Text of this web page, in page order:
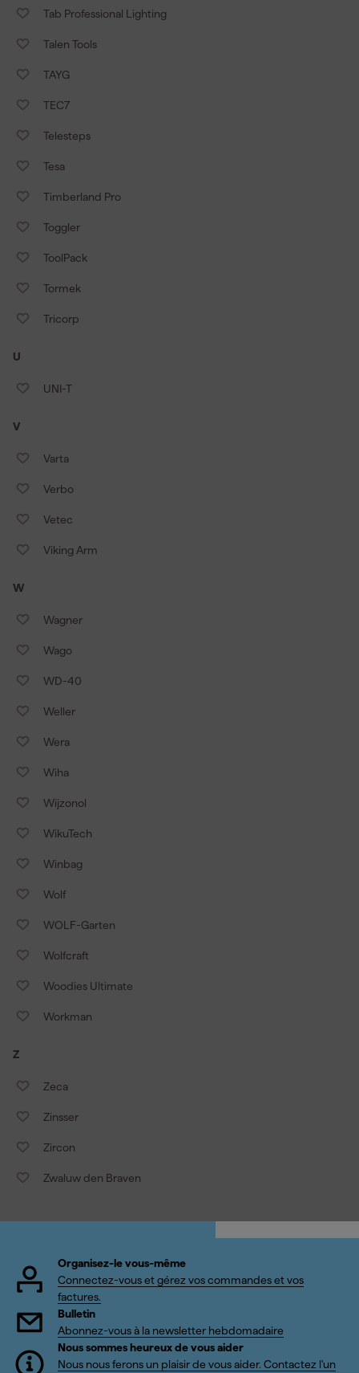
Tab Professional Lighting
Talen Tools
TAYG
TEC7
Telesteps
Tesa
Timberland Pro
Toggler
ToolPack
Tormek
Tricorp
U
UNI-T
V
Varta
Verbo
Vetec
Viking Arm
W
Wagner
Wago
WD-40
Weller
Wera
Wiha
Wijzonol
WikuTech
Winbag
Wolf
WOLF-Garten
Wolfcraft
Woodies Ultimate
Workman
Z
Zeca
Zinsser
Zircon
Zwaluw den Braven
Organisez-le vous-même
Connectez-vous et gérez vos commandes et vos
factures.
Bulletin
Abonnez-vous à la newsletter hebdomadaire
Nous sommes heureux de vous aider
Nous nous ferons un plaisir de vous aider. Contactez l'un